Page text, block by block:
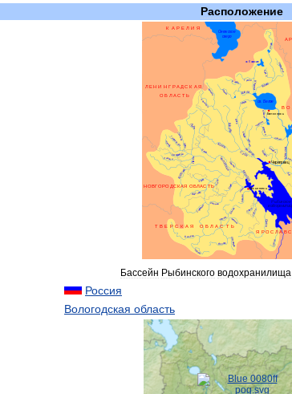
Расположение
Бассейн Рыбинского водохранилища
Россия
Вологодская область